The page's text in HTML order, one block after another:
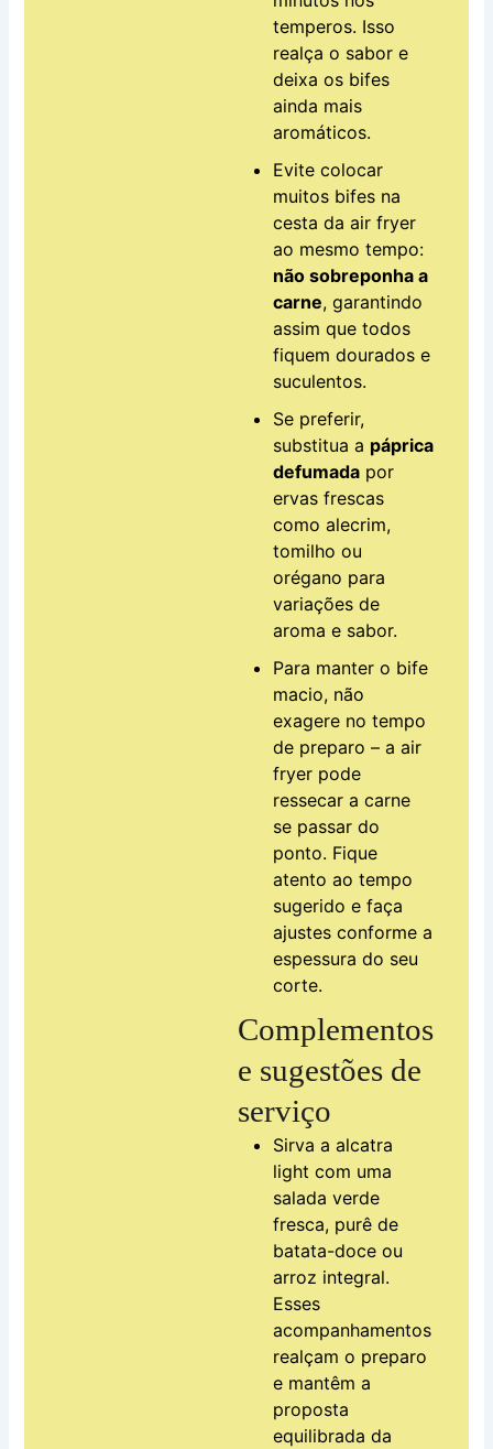
temperos. Isso
realça o sabor e
deixa os bifes
ainda mais
aromáticos.
Evite colocar
muitos bifes na
cesta da air fryer
ao mesmo tempo:
não sobreponha a
carne, garantindo
assim que todos
fiquem dourados e
suculentos.
Se preferir,
substitua a páprica
defumada por
ervas frescas
como alecrim,
tomilho ou
orégano para
variações de
aroma e sabor.
Para manter o bife
macio, não
exagere no tempo
de preparo – a air
fryer pode
ressecar a carne
se passar do
ponto. Fique
atento ao tempo
sugerido e faça
ajustes conforme a
espessura do seu
corte.
Complementos
e sugestões de
serviço
Sirva a alcatra
light com uma
salada verde
fresca, purê de
batata-doce ou
arroz integral.
Esses
acompanhamentos
realçam o preparo
e mantêm a
proposta
equilibrada da